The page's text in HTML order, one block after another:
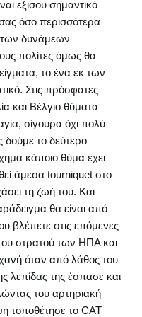
εξίσου σημαντικό
όσο περισσότερα
των δυνάμεων
πολίτες όμως θα
το ένα εκ των
Στις πρόσφατες
και Βέλγιο θύματα
σίγουρα όχι πολύ
το δεύτερο
κάποιο θύμα έχει
άμεσα tourniquet στο
τη ζωή του. Και
θα είναι από
βλέπετε στις επόμενες
στρατού των ΗΠΑ και
όταν από λάθος του
λεπίδας της έσπασε και
του αρτηριακή
τοποθέτησε το CAT